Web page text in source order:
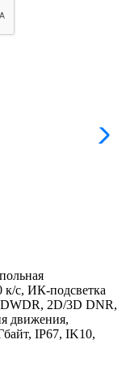
с, ИК-подсветка
2D/3D DNR,
движения,
IP67, IK10,